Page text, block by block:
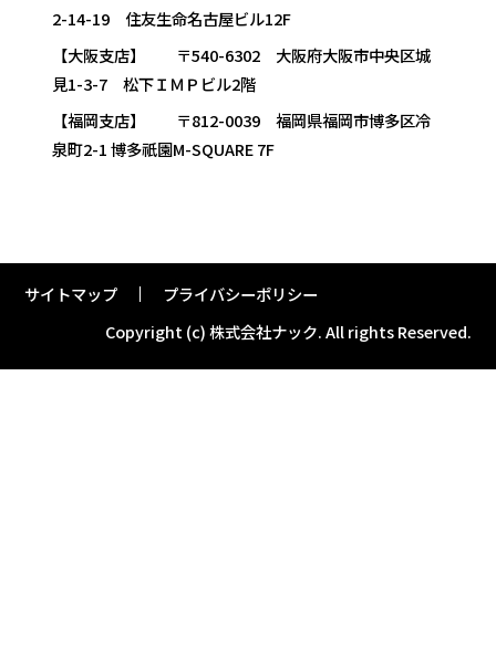
2-14-19 住友生命名古屋ビル12F
【大阪支店】 〒540-6302 大阪府大阪市中央区城
見1-3-7 松下ＩＭＰビル2階
【福岡支店】 〒812-0039 福岡県福岡市博多区冷
泉町2-1 博多祇園M-SQUARE 7F
サイトマップ
プライバシーポリシー
Copyright (c) 株式会社ナック.All rights Reserved.